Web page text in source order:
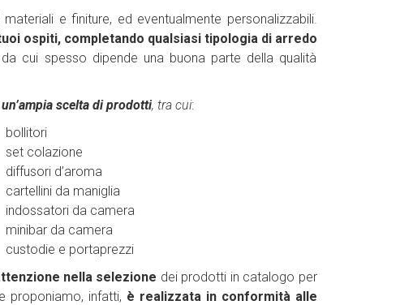
e finiture, ed eventualmente personalizzabili.
ospiti, completando qualsiasi tipologia di arredo
cui spesso dipende una buona parte della qualità
un’ampia scelta di prodotti, tra cui:
bollitori
set colazione
diffusori d’aroma
cartellini da maniglia
indossatori da camera
minibar da camera
custodie e portaprezzi
nella selezione dei prodotti in catalogo per
proponiamo, infatti, è realizzata in conformità alle